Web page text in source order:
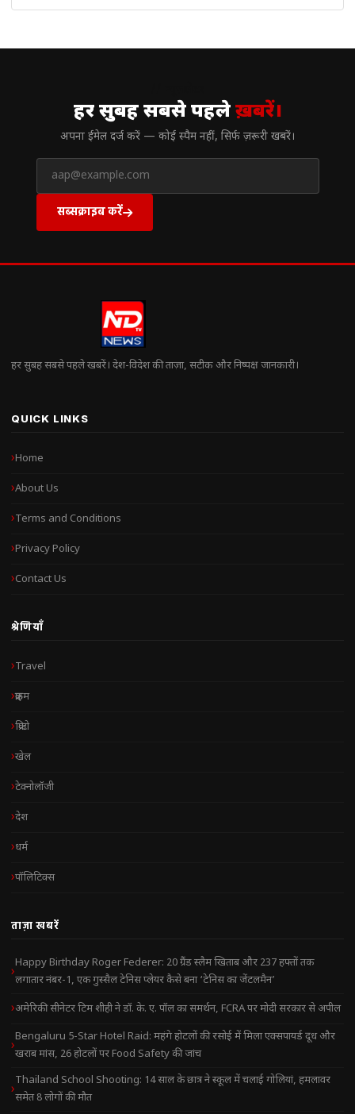
हर सुबह सबसे पहलेख़बरें।
अपना ईमेल दर्ज करें — कोई स्पैम नहीं, सिर्फ ज़रूरी खबरें।
सब्सक्राइब करें
हर सुबह सबसे पहले खबरें। देश-विदेश की ताज़ा, सटीक और निष्पक्ष जानकारी।
QUICK LINKS
Home
About Us
Terms and Conditions
Privacy Policy
Contact Us
श्रेणियाँ
Travel
क्राइम
क्रिप्टो
खेल
टेक्नोलॉजी
देश
धर्म
पॉलिटिक्स
ताज़ा खबरें
Happy Birthday Roger Federer: 20 ग्रैंड स्लैम खिताब और 237 हफ्तों तक
लगातार नंबर-1, एक गुस्सैल टेनिस प्लेयर कैसे बना ‘टेनिस का जेंटलमैन’
अमेरिकी सीनेटर टिम शीही ने डॉ. के. ए. पॉल का समर्थन, FCRA पर मोदी सरकार से अपील
Bengaluru 5-Star Hotel Raid: महंगे होटलों की रसोई में मिला एक्सपायर्ड दूध और
खराब मांस, 26 होटलों पर Food Safety की जांच
Thailand School Shooting: 14 साल के छात्र ने स्कूल में चलाई गोलियां, हमलावर
समेत 8 लोगों की मौत